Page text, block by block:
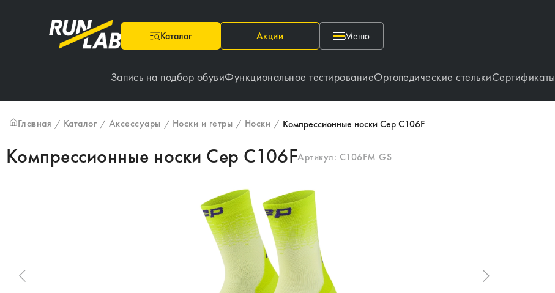
Каталог Акции Меню
Запись на подбор обувиФункциональное тестированиеОртопедические стелькиСертификаты
Главная / Каталог / Аксессуары / Носки и гетры / Носки / Компрессионные носки Cep C106F
Компрессионные носки Cep C106FАртикул: C106FM GS